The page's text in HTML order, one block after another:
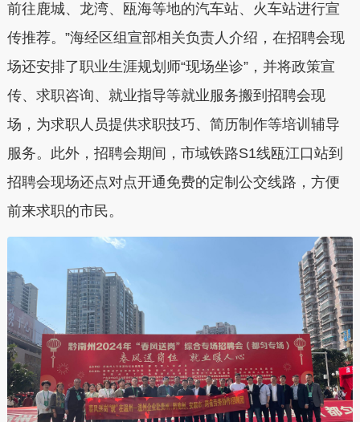
前往鹿城、龙湾、瓯海等地的汽车站、火车站进行宣
传推荐。”海经区组宣部相关负责人介绍，在招聘会现
场还安排了职业生涯规划师“现场坐诊”，并将政策宣
传、求职咨询、就业指导等就业服务搬到招聘会现
场，为求职人员提供求职技巧、简历制作等培训辅导
服务。此外，招聘会期间，市域铁路S1线瓯江口站到
招聘会现场还点对点开通免费的定制公交线路，方便
前来求职的市民。